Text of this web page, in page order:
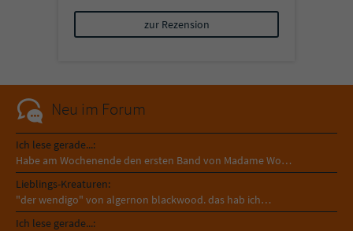
zur Rezension
Neu im Forum
Ich lese gerade...:
Habe am Wochenende den ersten Band von Madame Wo…
Lieblings-Kreaturen:
"der wendigo" von algernon blackwood. das hab ich…
Ich lese gerade...: